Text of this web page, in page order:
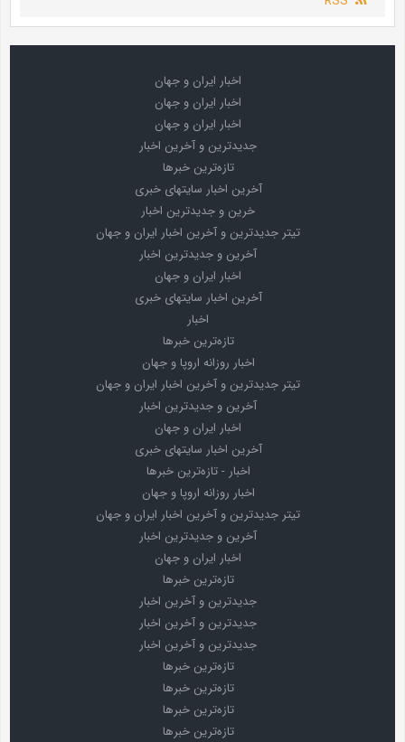
اخبار ایران و جهان
اخبار ایران و جهان
اخبار ایران و جهان
جدیدترین و آخرین اخبار
تازه‌ترین خبرها
آخرین اخبار سایتهای خبری
خرین و جدیدترین اخبار
تیتر جدیدترین و آخرین اخبار ایران و جهان
آخرین و جدیدترین اخبار
اخبار ایران و جهان
آخرین اخبار سایتهای خبری
اخبار
تازه‌ترین خبرها
اخبار روزانه اروپا و جهان
تیتر جدیدترین و آخرین اخبار ایران و جهان
آخرین و جدیدترین اخبار
اخبار ایران و جهان
آخرین اخبار سایتهای خبری
اخبار - تازه‌ترین خبرها
اخبار روزانه اروپا و جهان
تیتر جدیدترین و آخرین اخبار ایران و جهان
آخرین و جدیدترین اخبار
اخبار ایران و جهان
تازه‌ترین خبرها
جدیدترین و آخرین اخبار
جدیدترین و آخرین اخبار
جدیدترین و آخرین اخبار
تازه‌ترین خبرها
تازه‌ترین خبرها
تازه‌ترین خبرها
تازه‌ترین خبرها